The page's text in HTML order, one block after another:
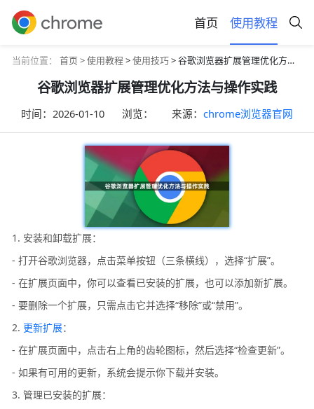
首页 使用教程
当前位置： 首页 >使用教程>使用技巧> 谷歌浏览器扩展管理优化方法与操作实践
谷歌浏览器扩展管理优化方法与操作实践
时间：2026-01-10 浏览： 来源： chrome浏览器官网
1. 安装和卸载扩展：
- 打开谷歌浏览器，点击菜单按钮（三条横线），选择“扩展”。
- 在扩展页面中，你可以查看已安装的扩展，也可以添加新扩展。
- 要删除一个扩展，只需点击它并选择“移除”或“禁用”。
2. 更新扩展：
- 在扩展页面中，点击右上角的齿轮图标，然后选择“检查更新”。
- 如果有可用的更新，系统会提示你下载并安装。
3. 管理已安装的扩展：